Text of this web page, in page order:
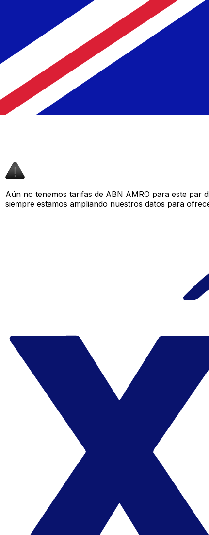
Aún no tenemos tarifas de ABN AMRO para este par
siempre estamos ampliando nuestros datos para